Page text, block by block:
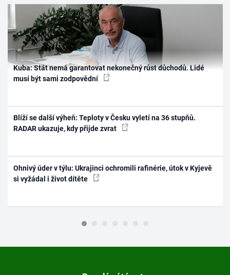
Kuba: Stát nemá garantovat nekonečný růst důchodů. Lidé
musí být sami zodpovědní
Blíží se další výheň: Teploty v Česku vyletí na 36 stupňů.
RADAR ukazuje, kdy přijde zvrat
Ohnivý úder v týlu: Ukrajinci ochromili rafinérie, útok v Kyjevě
si vyžádal i život dítěte